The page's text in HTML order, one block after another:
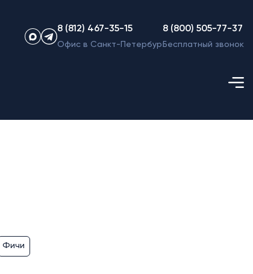
8 (812) 467-35-15
Офис в Санкт-Петербурге
8 (800) 505-77-37
Бесплатный звонок
Фичи